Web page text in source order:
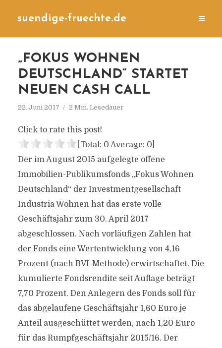
suendige-fruechte.de
„FOKUS WOHNEN
DEUTSCHLAND“ STARTET
NEUEN CASH CALL
22. Juni 2017 2 Min. Lesedauer
Click to rate this post!
[Total: 0 Average: 0]
Der im August 2015 aufgelegte offene
Immobilien-Publikumsfonds „Fokus Wohnen
Deutschland“ der Investmentgesellschaft
Industria Wohnen hat das erste volle
Geschäftsjahr zum 30. April 2017
abgeschlossen. Nach vorläufigen Zahlen hat
der Fonds eine Wertentwicklung von 4,16
Prozent (nach BVI-Methode) erwirtschaftet. Die
kumulierte Fondsrendite seit Auflage beträgt
7,70 Prozent. Den Anlegern des Fonds soll für
das abgelaufene Geschäftsjahr 1,60 Euro je
Anteil ausgeschüttet werden, nach 1,20 Euro
für das Rumpfgeschäftsjahr 2015/16. Der